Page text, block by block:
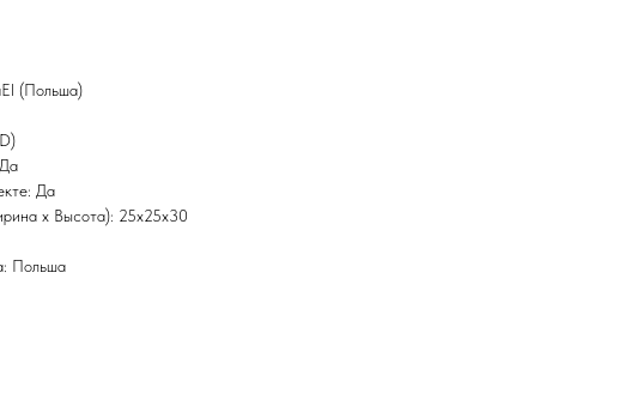
(Польша)
Да
х Высота): 25x25x30
Польша